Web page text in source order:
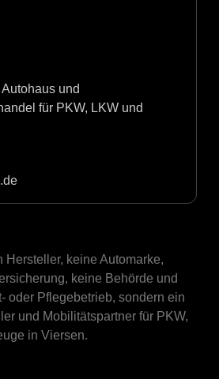
und
für PKW, LKW und
Hersteller, keine Automarke,
keine Behörde und
oder Pflegebetrieb, sondern ein
und Mobilitätspartner für PKW,
in Viersen.